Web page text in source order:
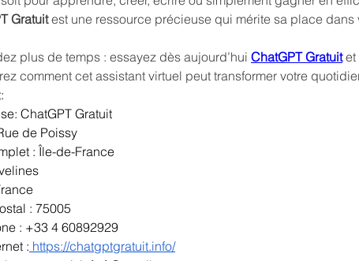
Gratuit est une ressource précieuse qui mérite sa place dans
plus de temps : essayez dès aujourd’hui ChatGPT Gratuit et
comment cet assistant virtuel peut transformer votre
ChatGPT Gratuit
de Poissy
: Île-de-France
: 75005
: +33 4 60892929
: https://chatgptgratuit.info/